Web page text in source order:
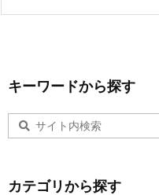
キーワードから探す
カテゴリから探す